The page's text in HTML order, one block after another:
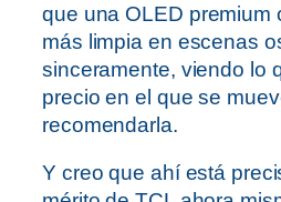
que una OLED premium
más limpia en escenas
sinceramente, viendo lo
precio en el que se
recomendarla.
Y creo que ahí está